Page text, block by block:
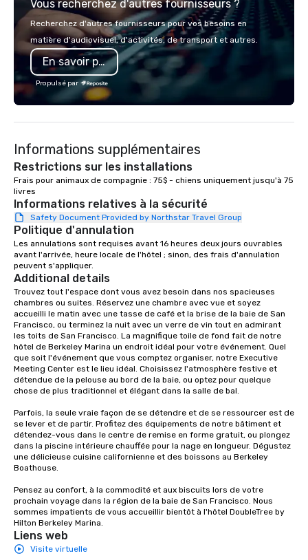
ingredients and time-tested
techniques. Whether you're planning a
corporate team-building retreat,
milestone celebration, or virtual
cooking experience, we create
memorable events that encourage
connection, boost engagement, and
leave participants with new skills
programs, birthday parties,
anniversary celebrations, rehearsal
dinners, holiday events, client
entertainment, and virtual team
connections. We handle everything
from ingredient sourcing to
instruction, making your event
planning seamless.
world's fastest-
or walk away with a
innovation playbook,
seniority, and
Vous recherchez d'autres fournisseurs ?
Recherchez d'autres fournisseurs pour vos besoins en
matière d'audiovisuel, d'activités, de transport et autres.
En savoir plus
Propulsé par
Informations supplémentaires
Restrictions sur les installations
Frais pour animaux de compagnie : 75$ - chiens uniquement jusqu'à 75
livres
Informations relatives à la sécurité
Safety Document Provided by Northstar Travel Group
Politique d'annulation
Les annulations sont requises avant 16 heures deux jours ouvrables
avant l'arrivée, heure locale de l'hôtel ; sinon, des frais d'annulation
peuvent s'appliquer.
Additional details
Trouvez tout l'espace dont vous avez besoin dans nos spacieuses
chambres ou suites. Réservez une chambre avec vue et soyez
accueilli le matin avec une tasse de café et la brise de la baie de San
Francisco, ou terminez la nuit avec un verre de vin tout en admirant
les toits de San Francisco. La magnifique toile de fond fait de notre
hôtel de Berkeley Marina un endroit idéal pour votre événement. Quel
que soit l'événement que vous comptez organiser, notre Executive
Meeting Center est le lieu idéal. Choisissez l'atmosphère festive et
détendue de la pelouse au bord de la baie, ou optez pour quelque
chose de plus traditionnel et élégant dans la salle de bal.
Parfois, la seule vraie façon de se détendre et de se ressourcer est de
se lever et de partir. Profitez des équipements de notre bâtiment et
détendez-vous dans le centre de remise en forme gratuit, ou plongez
dans la piscine intérieure chauffée pour la nage en longueur. Dégustez
une délicieuse cuisine californienne et des boissons au Berkeley
Boathouse.
Pensez au confort, à la commodité et aux biscuits lors de votre
prochain voyage dans la région de la baie de San Francisco. Nous
sommes impatients de vous accueillir bientôt à l'hôtel DoubleTree by
Hilton Berkeley Marina.
Liens web
Visite virtuelle